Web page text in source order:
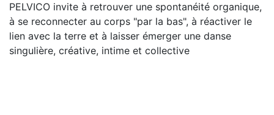
PELVICO invite à retrouver une spontanéité organique,
à se reconnecter au corps "par la bas", à réactiver le
lien avec la terre et à laisser émerger une danse
singulière, créative, intime et collective